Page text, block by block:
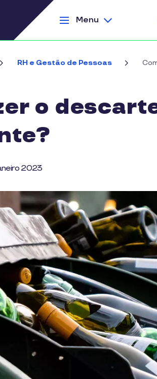
Menu
RH e Gestão de Pessoas
o
2023